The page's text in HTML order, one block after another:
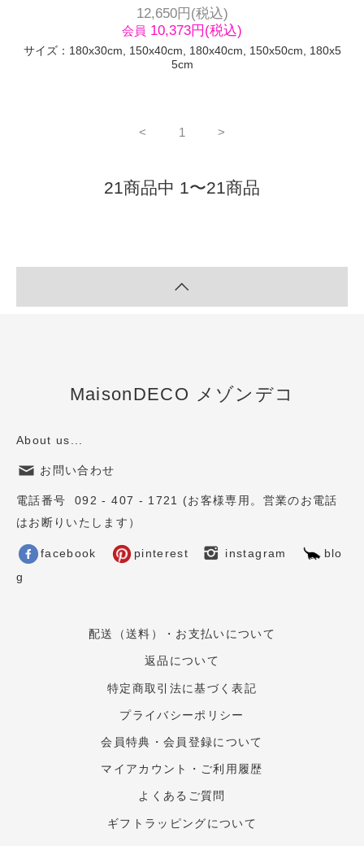
12,650円(税込)
会員 10,373円(税込)
サイズ：180x30cm, 150x40cm, 180x40cm, 150x50cm, 180x5
5cm
< 1 >
21商品中 1〜21商品
MaisonDECO メゾンデコ
About us...
お問い合わせ
電話番号 092 - 407 - 1721 (お客様専用。営業のお電話
はお断りいたします）
facebook pinterest instagram
blo
g
配送（送料）・お支払いについて
返品について
特定商取引法に基づく表記
プライバシーポリシー
会員特典・会員登録について
マイアカウント・ご利用履歴
よくあるご質問
ギフトラッピングについて